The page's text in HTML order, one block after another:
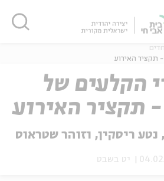
אנגלית נוער
תקציר האירוע
הקלעים של
תקציר האירוע
נטע ריסקין, וזוהר שטראוס
יט בשבט